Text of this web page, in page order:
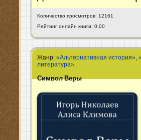
Количество просмотров: 12161
Рейтинг онлайн книги: 0.00
Жанр:«Альтернативная история»,
литература»
Символ Веры